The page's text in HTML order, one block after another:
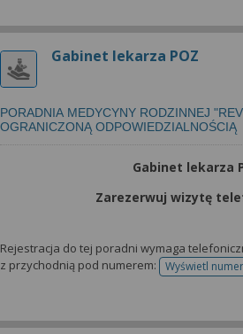
Gabinet lekarza POZ
PORADNIA MEDYCYNY RODZINNEJ
OGRANICZONĄ ODPOWIEDZIALNOŚCIĄ
Gabinet lekarza
Zarezerwuj wizytę
Rejestracja do tej poradni wymaga
z przychodnią pod numerem:
Wyświetl numer